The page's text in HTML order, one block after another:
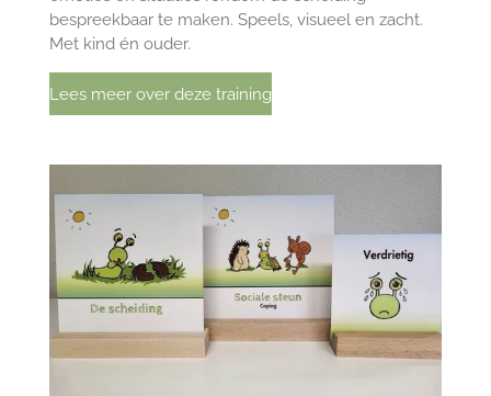
bespreekbaar te maken. Speels, visueel en zacht.
Met kind én ouder.
Lees meer over deze training